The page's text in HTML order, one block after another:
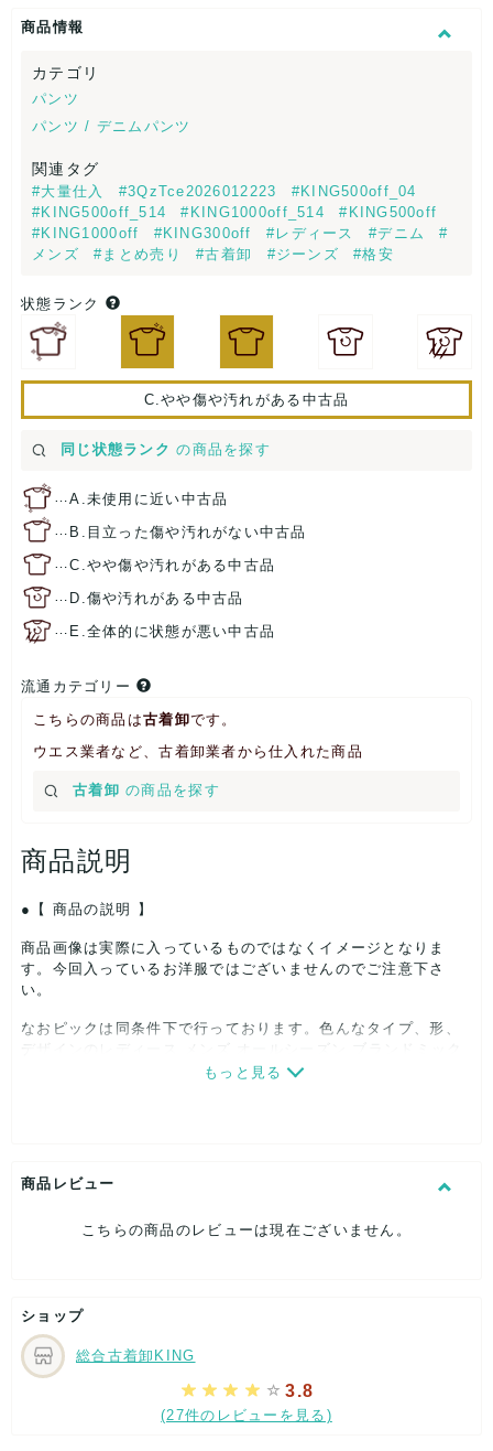
商品情報
カテゴリ
パンツ
パンツ / デニムパンツ
関連タグ
#大量仕入 #3QzTce2026012223
#KING500off_04
#KING500off_514
#KING1000off_514
#KING500off
#KING1000off
#KING300off #レディース #デニム
#
メンズ
#まとめ売り #古着卸 #ジーンズ #格安
状態ランク
C.やや傷や汚れがある中古品
同じ状態ランク の商品を探す
…A.未使用に近い中古品
… B.目立った傷や汚れがない中古品
…C.やや傷や汚れがある中古品
… D.傷や汚れがある中古品
… E.全体的に状態が悪い中古品
流通カテゴリー
こちらの商品は古着卸です。
ウエス業者など、古着卸業者から仕入れた商品
古着卸 の商品を探す
商品説明
【 商品の説明 】
商品画像は実際に入っているものではなくイメージとなりま
す。今回入っているお洋服ではございませんのでご注意下さ
い。
なおピックは同条件下で行っております。色んなタイプ、形、
ス 古着 デニム系アイテムが入ります。
サイズはS、M、Lがメインとなります。そのほかのサイズも入
着用感で判断しております。
当方のまとめ売り商品は古着屋さんやネット販売される方にご
利用いただいています。
店舗やフリマアプリで転売していただいて結構ですのでご安心
もっと見る
商品レビュー
こちらの商品のレビューは現在ございません。
ショップ
総合古着卸KING
3.8
(27件のレビューを見る)